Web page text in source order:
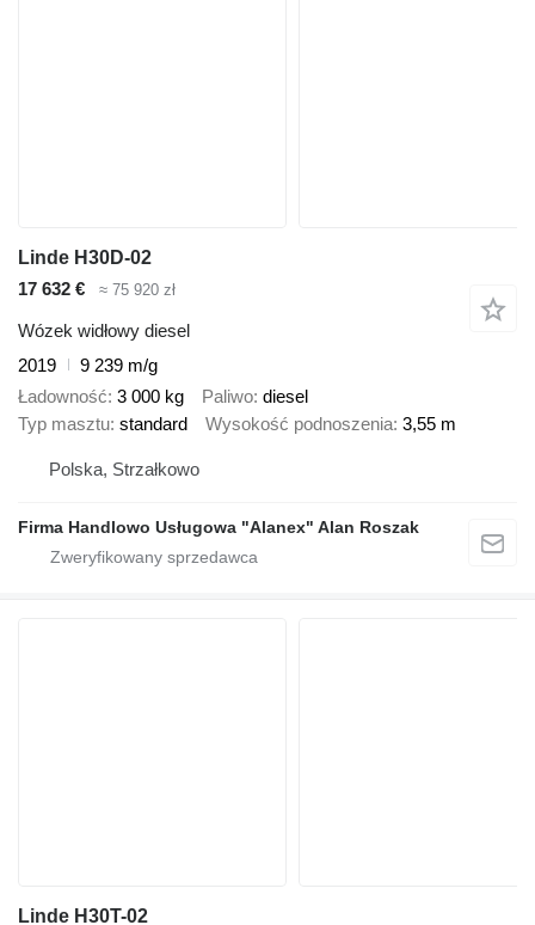
Linde H30D-02
17 632 €
≈ 75 920 zł
Wózek widłowy diesel
2019
9 239 m/g
Ładowność 3 000 kg Paliwo diesel
Typ masztu standard Wysokość podnoszenia 3,55 m
Polska, Strzałkowo
Firma Handlowo Usługowa "Alanex" Alan Roszak
Linde H30T-02